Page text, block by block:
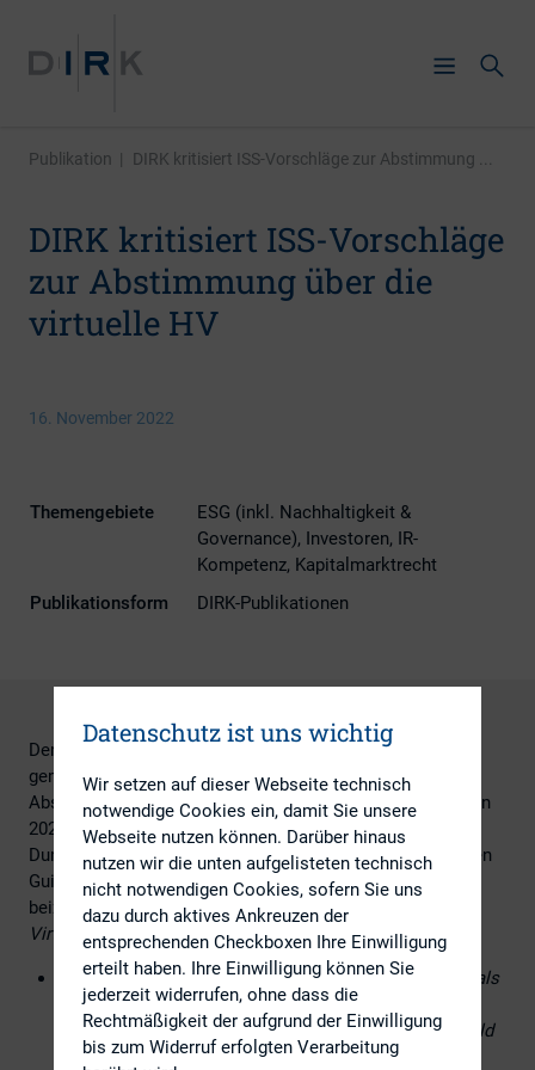
Publikation | DIRK kritisiert ISS-Vorschläge zur Abstimmung ...
DIRK kritisiert ISS-Vorschläge
zur Abstimmung über die
virtuelle HV
16. November 2022
Themengebiete
ESG (inkl. Nachhaltigkeit &
Governance), Investoren, IR-
Kompetenz, Kapitalmarktrecht
Publikationsform
DIRK-Publikationen
Der DIRK ist gestern von Mitgliedern darauf aufmerksam
gemacht worden, dass ISS in den
Abstimmungsempfehlungen für die kommende HV-Saison
2023 die bisherige ungünstige Regelung bezüglich der
Durchführung von virtuellen Hauptversammlungen aus den
Guidelines 2022 in den Guidelines 2023 unverändert
beizubehalten plant:
Virtual Meetings
General Recommendation: Generally vote for proposals
allowing for the convening of hybrid* shareholder
meetings if it is clear that it is not the intention to hold
virtual-only AGMs.
Datenschutz ist uns wichtig
Wir setzen auf dieser Webseite technisch
notwendige Cookies ein, damit Sie unsere
Webseite nutzen können. Darüber hinaus
nutzen wir die unten aufgelisteten technisch
nicht notwendigen Cookies, sofern Sie uns
dazu durch aktives Ankreuzen der
entsprechenden Checkboxen Ihre Einwilligung
erteilt haben. Ihre Einwilligung können Sie
jederzeit widerrufen, ohne dass die
Rechtmäßigkeit der aufgrund der Einwilligung
bis zum Widerruf erfolgten Verarbeitung